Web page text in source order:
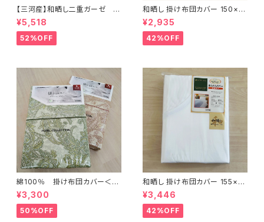
【三河産】和晒し二重ガーゼ 綿
100％ 掛け布団カバー＜無地
カラー＞シングルロングサイズ
（150×210cm）8ヵ所ホック付
き・全開ﾌｧｽﾅｰ・日本製
¥5,518
52%OFF
和晒し 掛け布団カバー 150×21
0cm
¥2,935
42%OFF
綿100％ 掛け布団カバー＜グ
ラッド＞ペイズリー柄 シングル
ロングサイズ（150×210cm）二
ヵ所紐付き・全開ﾌｧｽﾅｰ・両面プ
リント・日本製
¥3,300
50%OFF
和晒し 掛け布団カバー 155×2
00cm
¥3,446
42%OFF